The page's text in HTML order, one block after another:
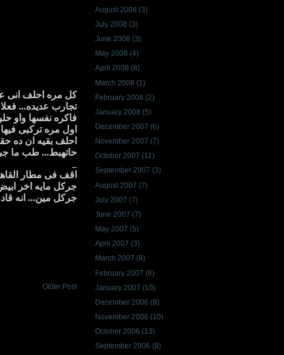
كل مره احلف انى
تجارب عديده...
فاكره نفسها واو
اول مره تركبى
احلف بقيه ان ده
حاتهبط... طب ما
اقف فى مطار
جركل مايه اخر
جركل مين... انه
Older Post
August 2008 (3)
July 2008 (3)
June 2008 (3)
May 2008 (4)
April 2008 (8)
March 2008 (1)
February 2008 (2)
January 2008 (5)
December 2007 (6)
November 2007 (7)
October 2007 (11)
September 2007 (3)
August 2007 (7)
July 2007 (7)
June 2007 (7)
May 2007 (5)
April 2007 (3)
March 2007 (9)
February 2007 (8)
January 2007 (10)
December 2006 (9)
November 2006 (10)
October 2006 (13)
September 2006 (8)